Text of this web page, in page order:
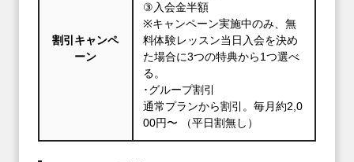
割引キャンペ
ーン
③入会金半額
※キャンペーン実施中のみ、無
料体験レッスン当日入会を決め
た場合に3つの特典から1つ選べ
る。
･グループ割引
通常プランから割引。毎月約2,0
00円〜 （平日割無し）